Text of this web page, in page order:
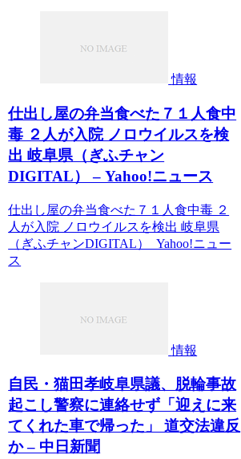
情報
仕出し屋の弁当食べた７１人食中
毒 ２人が入院 ノロウイルスを検
出 岐阜県（ぎふチャン
DIGITAL） – Yahoo!ニュース
仕出し屋の弁当食べた７１人食中毒 ２
人が入院 ノロウイルスを検出 岐阜県
（ぎふチャンDIGITAL） Yahoo!ニュー
ス
情報
自民・猫田孝岐阜県議、脱輪事故
起こし警察に連絡せず「迎えに来
てくれた車で帰った」 道交法違反
か – 中日新聞